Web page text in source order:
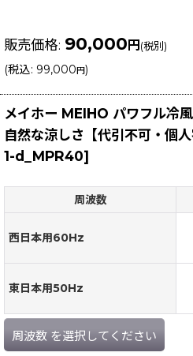
販売価格: 90,000 円 (税別)
(税込: 99,000 円)
メイホー MEIHO パワフル冷
自然な涼しさ【代引不可・個人
1-d_MPR40]
周波数
西日本用60Hz
東日本用50Hz
周波数 を選択してください